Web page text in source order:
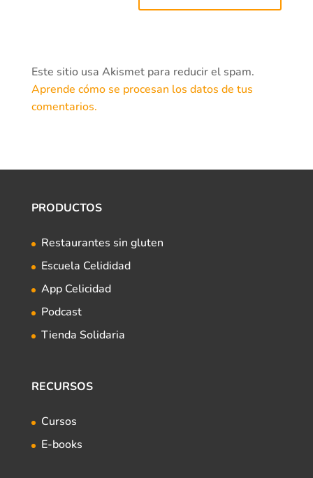
Este sitio usa Akismet para reducir el spam.
Aprende cómo se procesan los datos de tus
comentarios.
PRODUCTOS
Restaurantes sin gluten
Escuela Celididad
App Celicidad
Podcast
Tienda Solidaria
RECURSOS
Cursos
E-books